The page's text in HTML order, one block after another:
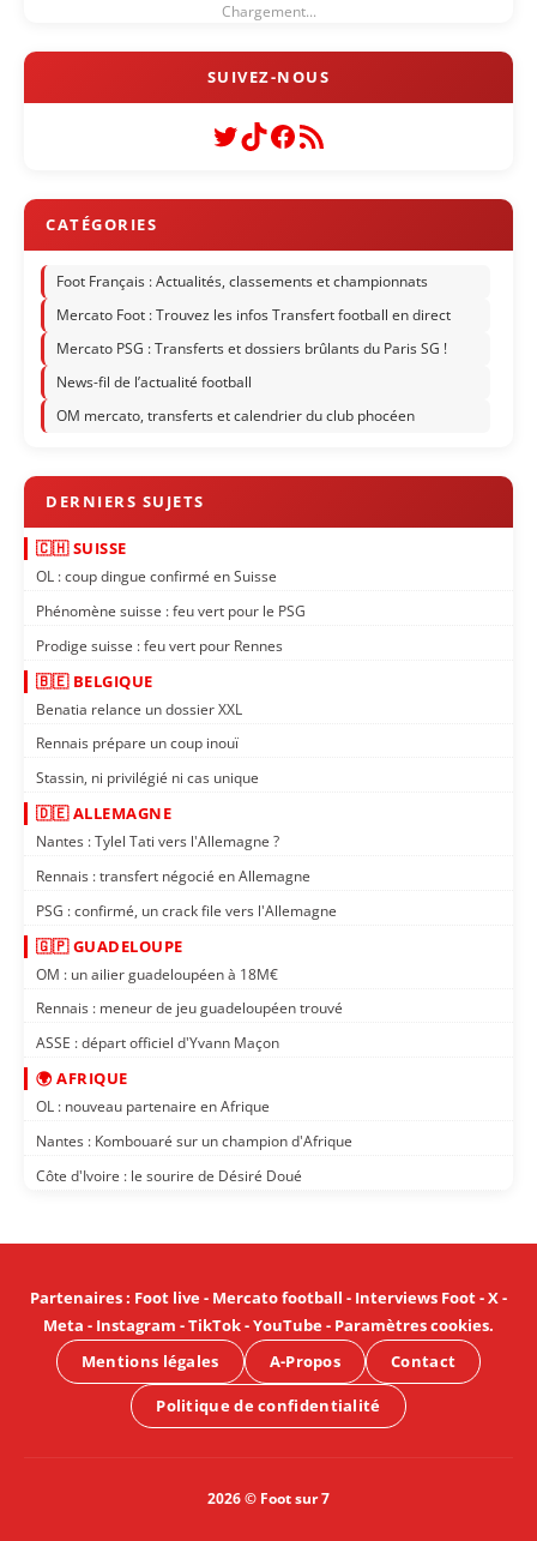
Chargement...
Twitter
TikTok
Facebook
Flux RSS
Foot Français : Actualités, classements et championnats
Mercato Foot : Trouvez les infos Transfert football en direct
Mercato PSG : Transferts et dossiers brûlants du Paris SG !
News-fil de l’actualité football
OM mercato, transferts et calendrier du club phocéen
🇨🇭 SUISSE
OL : coup dingue confirmé en Suisse
Phénomène suisse : feu vert pour le PSG
Prodige suisse : feu vert pour Rennes
🇧🇪 BELGIQUE
Benatia relance un dossier XXL
Rennais prépare un coup inouï
Stassin, ni privilégié ni cas unique
🇩🇪 ALLEMAGNE
Nantes : Tylel Tati vers l'Allemagne ?
Rennais : transfert négocié en Allemagne
PSG : confirmé, un crack file vers l'Allemagne
🇬🇵 GUADELOUPE
OM : un ailier guadeloupéen à 18M€
Rennais : meneur de jeu guadeloupéen trouvé
ASSE : départ officiel d'Yvann Maçon
🌍 AFRIQUE
OL : nouveau partenaire en Afrique
Nantes : Kombouaré sur un champion d'Afrique
Côte d'Ivoire : le sourire de Désiré Doué
Partenaires: Foot live- Mercato football - Interviews Foot-X-
Meta - Instagram -TikTok-YouTube- Paramètres cookies.
Mentions légales
A-Propos Contact
Politique de confidentialité
2026 © Foot sur 7